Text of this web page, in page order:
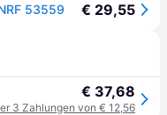
53559 € 29,55
€ 37,68
3 Zahlungen von € 12,56